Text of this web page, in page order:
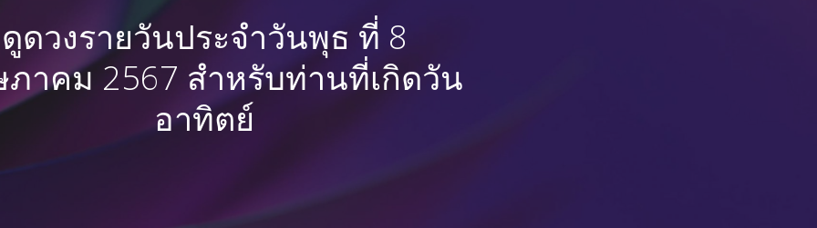
ดูดวงรายวันประจำวันพุธ ที่ 8
าคม 2567 สำหรับท่านที่เกิดวัน
อาทิตย์